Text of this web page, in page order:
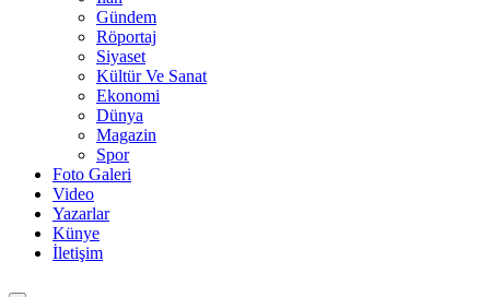
Gündem
Röportaj
Siyaset
Kültür Ve Sanat
Ekonomi
Dünya
Magazin
Spor
Foto Galeri
Video
Yazarlar
Künye
İletişim